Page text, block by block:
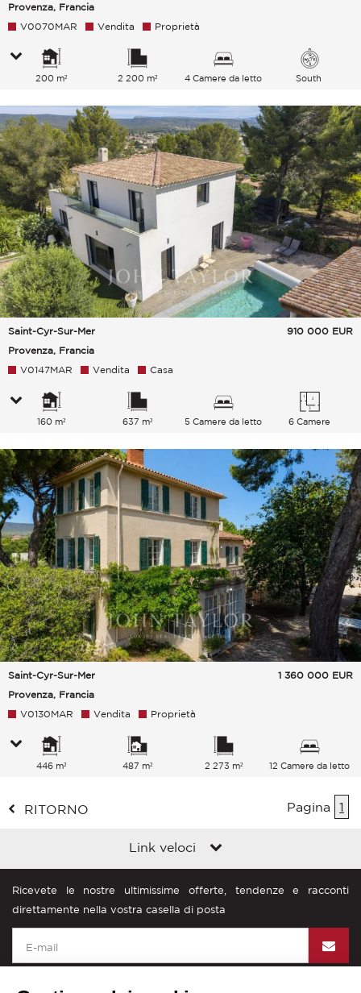
Provenza, Francia
V0070MAR Vendita Proprietà
200 m² 2 200 m² 4 Camere da letto South
Saint-Cyr-Sur-Mer
Provenza, Francia
910 000 EUR
V0147MAR Vendita Casa
160 m² 637 m² 5 Camere da letto 6 Camere
Saint-Cyr-Sur-Mer
Provenza, Francia
1 360 000 EUR
V0130MAR Vendita Proprietà
446 m² 487 m² 2 273 m² 12 Camere da letto
RITORNO Pagina 1
Link veloci
Ricevete le nostre ultimissime offerte, tendenze e racconti
direttamente nella vostra casella di posta